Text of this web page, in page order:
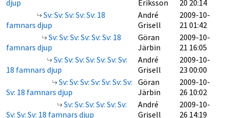
djup Eriksson
20 20:14
Sv: Sv: Sv: Sv: Sv: 18
famnars djup
André
Grisell
2009-10-
21 01:42
Sv: Sv: Sv: Sv: Sv: Sv: 18
famnars djup
Göran
Järbin
2009-10-
21 16:05
Sv: Sv: Sv: Sv: Sv: Sv: Sv:
18 famnars djup
André
Grisell
2009-10-
23 00:00
Sv: Sv: Sv: Sv: Sv: Sv: Sv:
Sv: 18 famnars djup
Göran
Järbin
2009-10-
26 10:02
Sv: Sv: Sv: Sv: Sv: Sv:
Sv: Sv: Sv: 18 famnars djup
André
Grisell
2009-10-
26 14:19